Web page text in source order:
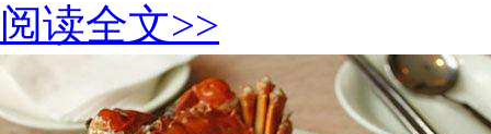
阅读全文>>